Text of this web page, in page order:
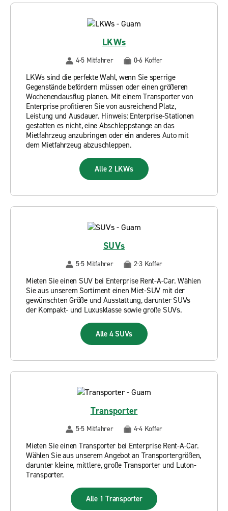
LKWs
4-5 Mitfahrer 0-6 Koffer
LKWs sind die perfekte Wahl, wenn Sie sperrige
Gegenstände befördern müssen oder einen größeren
Wochenendausflug planen. Mit einem Transporter von
Enterprise profitieren Sie von ausreichend Platz,
Leistung und Ausdauer. Hinweis: Enterprise-Stationen
gestatten es nicht, eine Abschleppstange an das
Mietfahrzeug anzubringen oder ein anderes Auto mit
dem Mietfahrzeug abzuschleppen.
Alle 2 LKWs
SUVs
5-5 Mitfahrer 2-3 Koffer
Mieten Sie einen SUV bei Enterprise Rent-A-Car. Wählen
Sie aus unserem Sortiment einen Miet-SUV mit der
gewünschten Größe und Ausstattung, darunter SUVs
der Kompakt- und Luxusklasse sowie große SUVs.
Alle 4 SUVs
Transporter
5-5 Mitfahrer 4-4 Koffer
Mieten Sie einen Transporter bei Enterprise Rent-A-Car.
Wählen Sie aus unserem Angebot an Transportergrößen,
darunter kleine, mittlere, große Transporter und Luton-
Transporter.
Alle 1 Transporter